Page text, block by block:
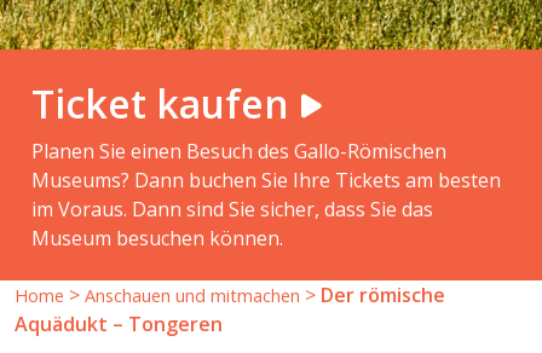
Home > Anschauen und mitmachen > Der römische
Aquädukt – Tongeren
Ticket kaufen
Planen Sie einen Besuch des Gallo-Römischen
Museums? Dann buchen Sie Ihre Tickets am besten
im Voraus. Dann sind Sie sicher, dass Sie das
Museum besuchen können.